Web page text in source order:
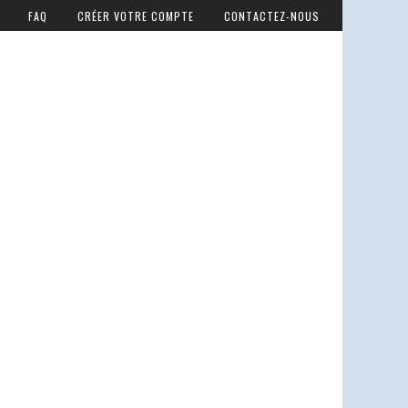
FAQ CRÉER VOTRE COMPTE CONTACTEZ-NOUS